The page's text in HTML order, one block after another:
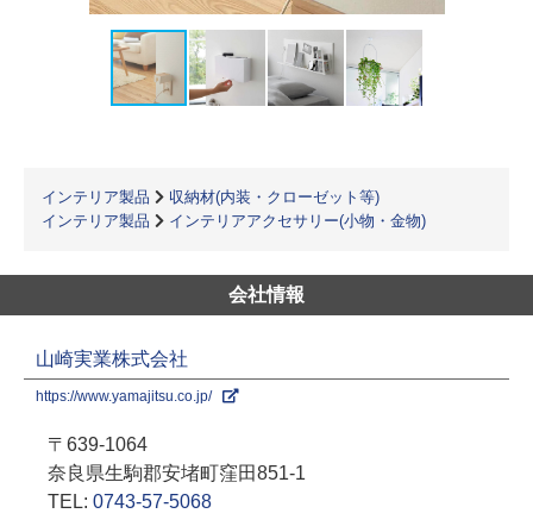
インテリア製品
収納材(内装・クローゼット等)
インテリア製品
インテリアアクセサリー(小物・金物)
会社情報
山崎実業株式会社
https://www.yamajitsu.co.jp/
〒639-1064
奈良県生駒郡安堵町窪田851-1
TEL: 0743-57-5068